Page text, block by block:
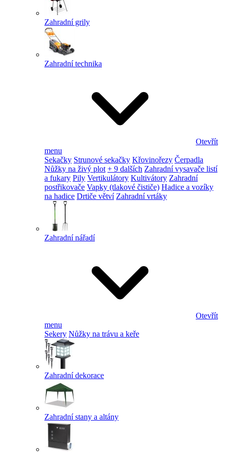
Zahradní grily
Zahradní technika
Otevřít
menu
Sekačky Strunové sekačky Křovinořezy Čerpadla
Nůžky na živý plot + 9 dalších Zahradní vysavače listí
a fukary Pily Vertikulátory Kultivátory Zahradní
postřikovače Vapky (tlakové čističe) Hadice a vozíky
na hadice Drtiče větví Zahradní vrtáky
Zahradní nářadí
Otevřít
menu
Sekery Nůžky na trávu a keře
Zahradní dekorace
Zahradní stany a altány